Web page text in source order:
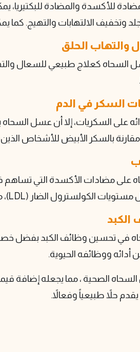
للأكسدة والمضادة
وتخفيف الالتهابات والتهيج.
والتهاب الحلق
السحاه كعلاج طبيعي للسعال
السكر في الدم
على السكريات، إلا أن عسل
بالسكر الأبيض للأشخاص
على مضادات الأكسدة التي تساهم
في تحسين وظائف الكبد بفضل
أدائه ووظائفه الحيوية.
الصحية ، مما يجعله إضافة
حلاً طبيعياً وفعالاً.